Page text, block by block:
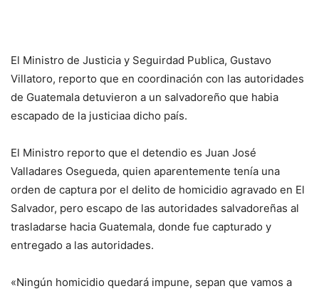
El Ministro de Justicia y Seguirdad Publica, Gustavo
Villatoro, reporto que en coordinación con las autoridades
de Guatemala detuvieron a un salvadoreño que habia
escapado de la justiciaa dicho país.
El Ministro reporto que el detendio es Juan José
Valladares Osegueda, quien aparentemente tenía una
orden de captura por el delito de homicidio agravado en El
Salvador, pero escapo de las autoridades salvadoreñas al
trasladarse hacia Guatemala, donde fue capturado y
entregado a las autoridades.
«Ningún homicidio quedará impune, sepan que vamos a